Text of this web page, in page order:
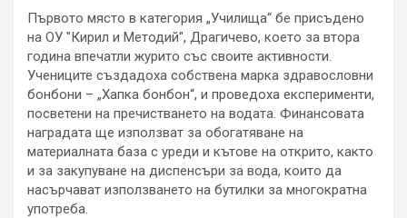
Първото място в категория „Училища“ бе присъдено
на ОУ "Кирил и Методий", Драгичево, което за втора
година впечатли журито със своите активности.
Учениците създадоха собствена марка здравословни
бонбони – „Хапка бонбон“, и проведоха експерименти,
посветени на пречистването на водата. Финансовата
наградата ще използват за обогатяване на
материалната база с уреди и кътове на открито, както
и за закупуване на диспенсъри за вода, които да
насърчават използването на бутилки за многократна
употреба.